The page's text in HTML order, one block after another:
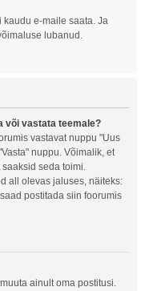
e-maile saata. Ja
lubanud.
või vastata teemale?
vastavat nuppu "Uus
nuppu. Võimalik, et
seda toimi.
all olevas jaluses, näiteks:
postitada siin foorumis
ainult oma postitusi.